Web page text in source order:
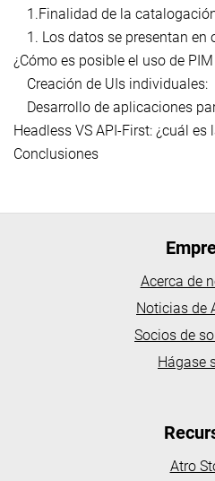
1.Finalidad de la
1. Los datos se presentan en
¿Cómo es posible el uso de
Creación de UIs individuales:
Desarrollo de aplicaciones
Headless VS API-First: ¿cuál es
Conclusiones
Acerca de
Noticias de
Socios de
Hágase
Atro